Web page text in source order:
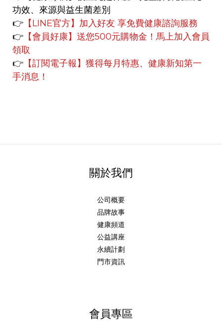
功效、來源與益生菌差別
👉 【LINE官方】 加入好友 享免費健康諮詢服務
👉 【會員好康】 送您500元購物金！馬上加入會員
領取
👉 【訂閱電子報】獲得每月特惠、健康新知第一
手消息！
關於我們
公司概要
品牌故事
健康頻道
公益講座
永續計劃
門市資訊
會員專區